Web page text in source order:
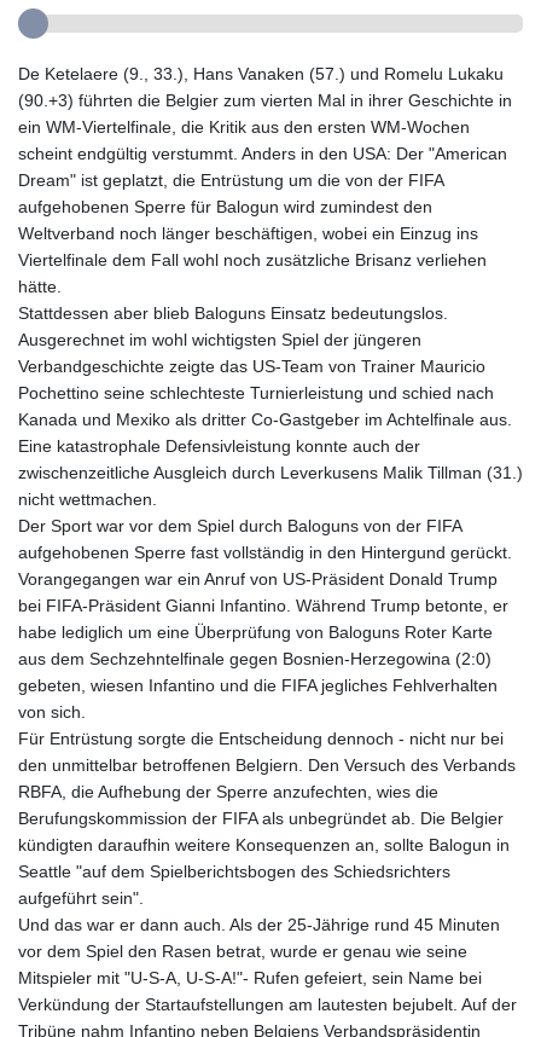
De Ketelaere (9., 33.), Hans Vanaken (57.) und Romelu Lukaku
(90.+3) führten die Belgier zum vierten Mal in ihrer Geschichte in
ein WM-Viertelfinale, die Kritik aus den ersten WM-Wochen
scheint endgültig verstummt. Anders in den USA: Der "American
Dream" ist geplatzt, die Entrüstung um die von der FIFA
aufgehobenen Sperre für Balogun wird zumindest den
Weltverband noch länger beschäftigen, wobei ein Einzug ins
Viertelfinale dem Fall wohl noch zusätzliche Brisanz verliehen
hätte.
Stattdessen aber blieb Baloguns Einsatz bedeutungslos.
Ausgerechnet im wohl wichtigsten Spiel der jüngeren
Verbandgeschichte zeigte das US-Team von Trainer Mauricio
Pochettino seine schlechteste Turnierleistung und schied nach
Kanada und Mexiko als dritter Co-Gastgeber im Achtelfinale aus.
Eine katastrophale Defensivleistung konnte auch der
zwischenzeitliche Ausgleich durch Leverkusens Malik Tillman (31.)
nicht wettmachen.
Der Sport war vor dem Spiel durch Baloguns von der FIFA
aufgehobenen Sperre fast vollständig in den Hintergund gerückt.
Vorangegangen war ein Anruf von US-Präsident Donald Trump
bei FIFA-Präsident Gianni Infantino. Während Trump betonte, er
habe lediglich um eine Überprüfung von Baloguns Roter Karte
aus dem Sechzehntelfinale gegen Bosnien-Herzegowina (2:0)
gebeten, wiesen Infantino und die FIFA jegliches Fehlverhalten
von sich.
Für Entrüstung sorgte die Entscheidung dennoch - nicht nur bei
den unmittelbar betroffenen Belgiern. Den Versuch des Verbands
RBFA, die Aufhebung der Sperre anzufechten, wies die
Berufungskommission der FIFA als unbegründet ab. Die Belgier
kündigten daraufhin weitere Konsequenzen an, sollte Balogun in
Seattle "auf dem Spielberichtsbogen des Schiedsrichters
aufgeführt sein".
Und das war er dann auch. Als der 25-Jährige rund 45 Minuten
vor dem Spiel den Rasen betrat, wurde er genau wie seine
Mitspieler mit "U-S-A, U-S-A!"- Rufen gefeiert, sein Name bei
Verkündung der Startaufstellungen am lautesten bejubelt. Auf der
Tribüne nahm Infantino neben Belgiens Verbandspräsidentin